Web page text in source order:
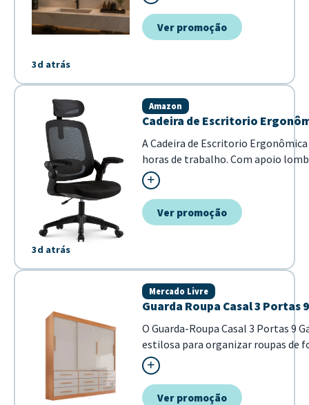
3d atrás
quem busca um toque natural e
Ver promoção
3d atrás
Cadeira de Escritorio
Amazon
A Cadeira de Escritorio
horas de trabalho. Com apoio
quem busca uma s...
Ver promoção
Guarda Roupa Casal 3 Portas
Mercado Livre
O Guarda-Roupa Casal 3 Portas 9
estilosa para organizar roupas de
modernos, combina
portas e nove gavetas para
Ver promoção